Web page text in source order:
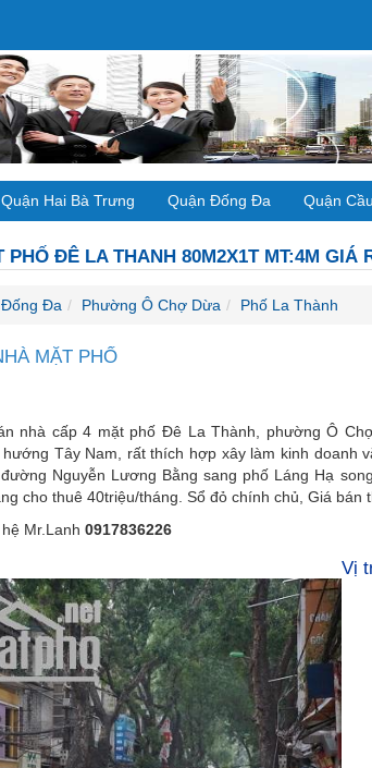
Quận Hai Bà Trưng Quận Đống Đa Quận
PHỐ ĐÊ LA THANH 80M2X1T MT:4M GIÁ
Đa Phường Ô Chợ Dừa Phố La Thành
MẶT PHỐ
nhà cấp 4 mặt phố Đê La Thành, phường Ô
Tây Nam, rất thích hợp xây làm kinh doanh
Nguyễn Lương Bằng sang phố Láng Hạ
cho thuê 40triệu/tháng. Sổ đỏ chính chủ, Giá bán
Mr.Lanh 0917836226
Vị